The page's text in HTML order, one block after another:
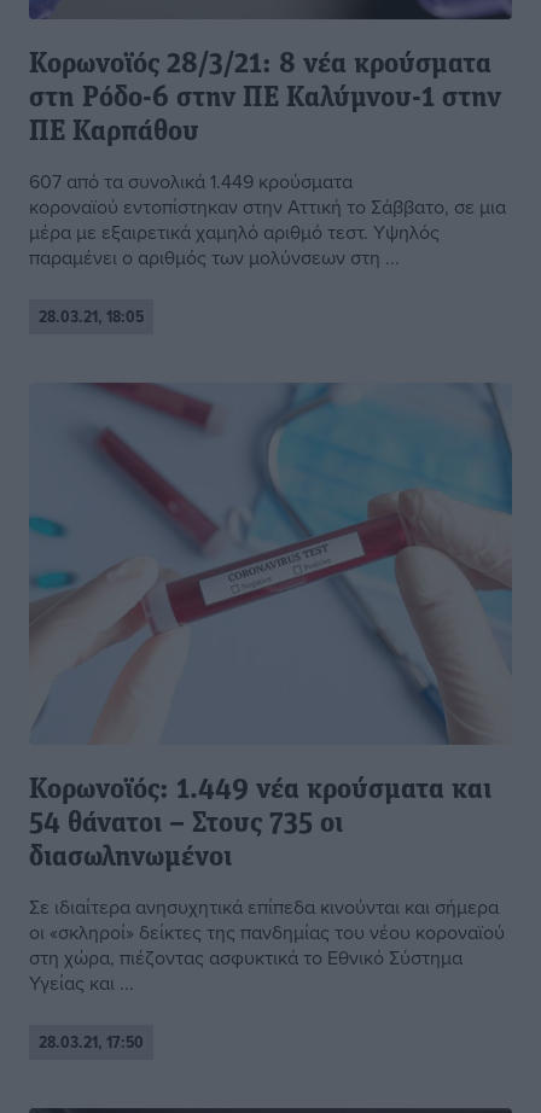
Κορωνοϊός 28/3/21: 8 νέα κρούσματα
στη Ρόδο-6 στην ΠΕ Καλύμνου-1 στην
ΠΕ Καρπάθου
607 από τα συνολικά 1.449 κρούσματα
κοροναϊού εντοπίστηκαν στην Αττική το Σάββατο, σε μια
μέρα με εξαιρετικά χαμηλό αριθμό τεστ. Υψηλός
παραμένει ο αριθμός των μολύνσεων στη ...
28.03.21, 18:05
Κορωνοϊός: 1.449 νέα κρούσματα και
54 θάνατοι – Στους 735 οι
διασωληνωμένοι
Σε ιδιαίτερα ανησυχητικά επίπεδα κινούνται και σήμερα
οι «σκληροί» δείκτες της πανδημίας του νέου κοροναϊού
στη χώρα, πιέζοντας ασφυκτικά το Εθνικό Σύστημα
Υγείας και ...
28.03.21, 17:50